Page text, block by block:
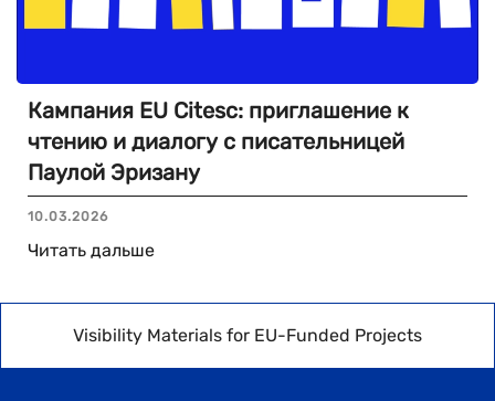
Кампания EU Citesc: приглашение к
чтению и диалогу с писательницей
Паулой Эризану
10.03.2026
Читать дальше
Visibility Materials for EU-Funded Projects